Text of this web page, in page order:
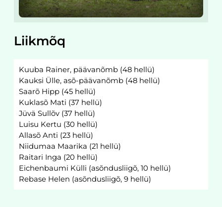
Liikmõq
Kuuba Rainer, päävanõmb (48 hellü)
Kauksi Ülle, asõ-päävanõmb (48 hellü)
Saarõ Hipp (45 hellü)
Kuklasõ Mati (37 hellü)
Jüvä Sullõv (37 hellü)
Luisu Kertu (30 hellü)
Allasõ Anti (23 hellü)
Niidumaa Maarika (21 hellü)
Raitari Inga (20 hellü)
Eichenbaumi Külli (asõndusliigõ, 10 hellü)
Rebase Helen (asõndusliigõ, 9 hellü)